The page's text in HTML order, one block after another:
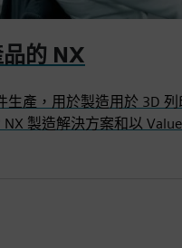
的 NX
生產，用於製造用於 3D
製造解決方案和以